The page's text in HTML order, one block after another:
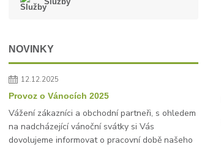
NOVINKY
12.12.2025
Provoz o Vánocích 2025
Vážení zákazníci a obchodní partneři, s ohledem
na nadcházející vánoční svátky si Vás
dovolujeme informovat o pracovní době našeho